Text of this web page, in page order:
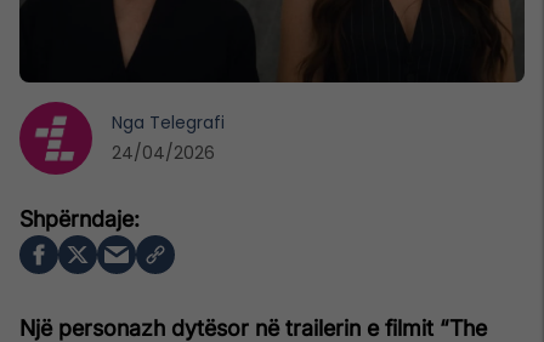
Një personazh dytësor në trailerin e filmit “The
Nga Telegrafi
24/04/2026